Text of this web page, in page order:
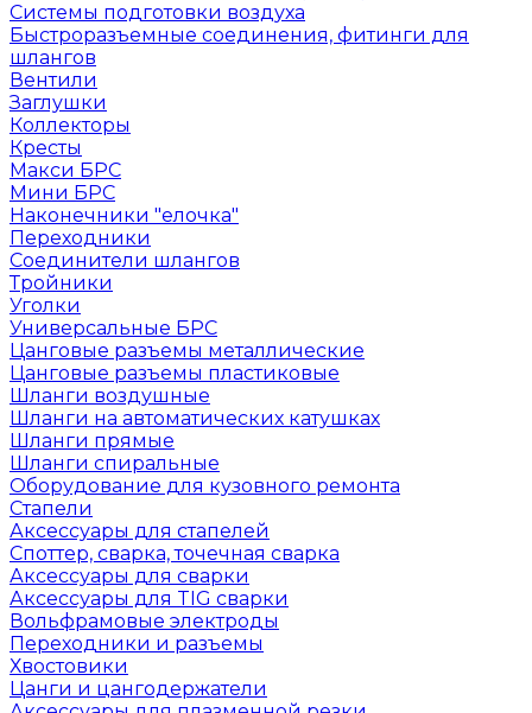
Системы подготовки воздуха
Быстроразъемные соединения, фитинги для
шлангов
Вентили
Заглушки
Коллекторы
Кресты
Макси БРС
Мини БРС
Наконечники "елочка"
Переходники
Соединители шлангов
Тройники
Уголки
Универсальные БРС
Цанговые разъемы металлические
Цанговые разъемы пластиковые
Шланги воздушные
Шланги на автоматических катушках
Шланги прямые
Шланги спиральные
Оборудование для кузовного ремонта
Стапели
Аксессуары для стапелей
Споттер, сварка, точечная сварка
Аксессуары для сварки
Аксессуары для TIG сварки
Вольфрамовые электроды
Переходники и разъемы
Хвостовики
Цанги и цангодержатели